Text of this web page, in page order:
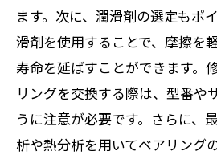
ます。次に、潤滑剤の選定もポ
滑剤を使用することで、摩擦を
寿命を延ばすことができます。
リングを交換する際は、型番や
うに注意が必要です。さらに、
析や熱分析を用いてベアリング